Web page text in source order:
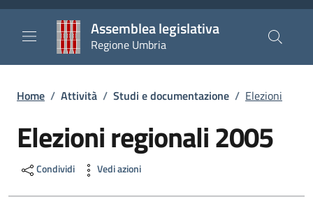
Salta al contenuto principale
Salta al piè di pagina
Assemblea legislativa
Regione Umbria
Briciole di pane
Home / Attività / Studi e documentazione / Elezioni
Elezioni regionali 2005
Condividi Vedi azioni